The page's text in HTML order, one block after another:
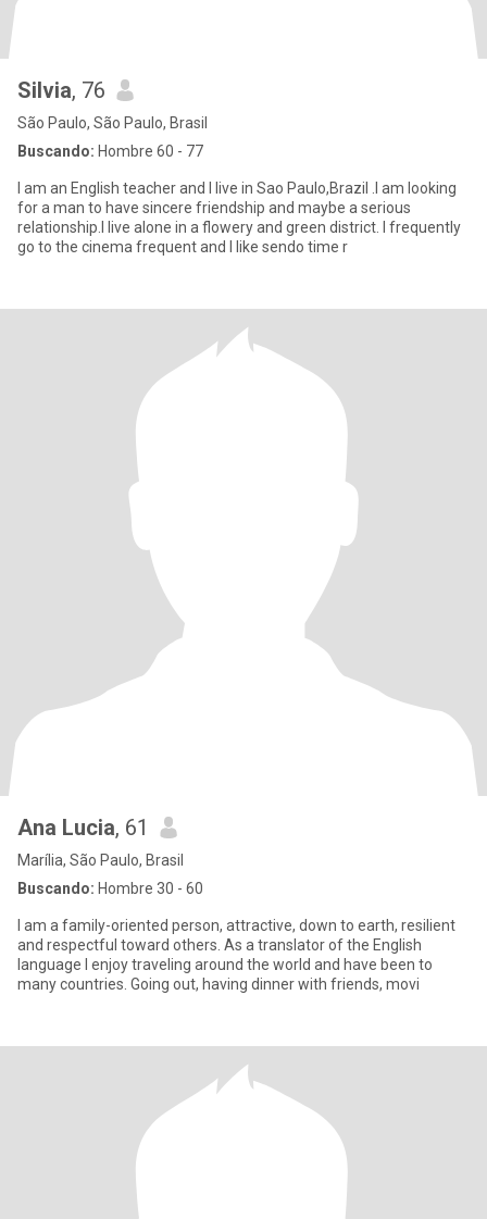
Silvia, 76
São Paulo, São Paulo, Brasil
Buscando: Hombre 60 - 77
I am an English teacher and I live in Sao Paulo,Brazil .I am looking
for a man to have sincere friendship and maybe a serious
relationship.I live alone in a flowery and green district. I frequently
go to the cinema frequent and I like sendo time r
Ana Lucia, 61
Marília, São Paulo, Brasil
Buscando: Hombre 30 - 60
I am a family-oriented person, attractive, down to earth, resilient
and respectful toward others. As a translator of the English
language I enjoy traveling around the world and have been to
many countries. Going out, having dinner with friends, movi